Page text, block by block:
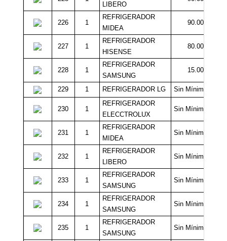
LIBERO
226 1
REFRIGERADOR
MIDEA
90.000
227 1
REFRIGERADOR
HISENSE
80.000
228 1
REFRIGERADOR
SAMSUNG
15.000
229 1 REFRIGERADOR LG Sin Mínimo
230 1
REFRIGERADOR
ELECCTROLUX
Sin Mínimo
231 1
REFRIGERADOR
MIDEA
Sin Mínimo
232 1
REFRIGERADOR
LIBERO
Sin Mínimo
233 1
REFRIGERADOR
SAMSUNG
Sin Mínimo
234 1
REFRIGERADOR
SAMSUNG
Sin Mínimo
235 1
REFRIGERADOR
SAMSUNG
Sin Mínimo